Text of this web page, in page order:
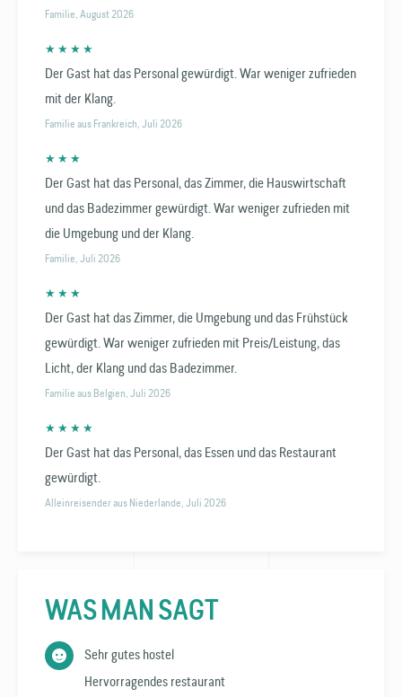
Familie, August 2026
★ ★ ★ ★
Der Gast hat das Personal gewürdigt. War weniger zufrieden
mit der Klang.
Familie aus Frankreich, Juli 2026
★ ★ ★
Der Gast hat das Personal, das Zimmer, die Hauswirtschaft
und das Badezimmer gewürdigt. War weniger zufrieden mit
die Umgebung und der Klang.
Familie, Juli 2026
★ ★ ★
Der Gast hat das Zimmer, die Umgebung und das Frühstück
gewürdigt. War weniger zufrieden mit Preis/Leistung, das
Licht, der Klang und das Badezimmer.
Familie aus Belgien, Juli 2026
★ ★ ★ ★
Der Gast hat das Personal, das Essen und das Restaurant
gewürdigt.
Alleinreisender aus Niederlande, Juli 2026
WAS MAN SAGT
Sehr gutes hostel
Hervorragendes restaurant